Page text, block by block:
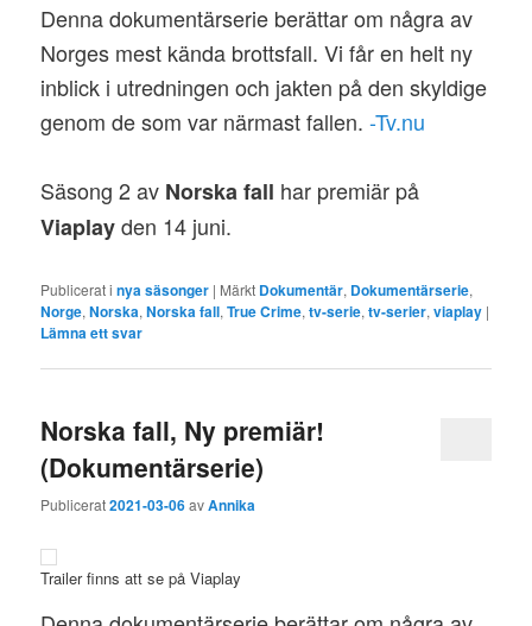
Denna dokumentärserie berättar om några av
Norges mest kända brottsfall. Vi får en helt ny
inblick i utredningen och jakten på den skyldige
genom de som var närmast fallen.-Tv.nu
Säsong 2 av Norska fall har premiär på
Viaplayden 14 juni.
Publicerat i nya säsonger | Märkt Dokumentär, Dokumentärserie,
Norge,Norska,Norska fall,True Crime,tv-serie,tv-serier,viaplay |
Lämna ett svar
Norska fall, Ny premiär!
(Dokumentärserie)
Publicerat2021-03-06avAnnika
Trailer finns att se på Viaplay